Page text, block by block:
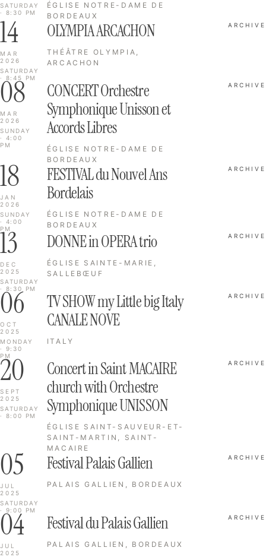
SATURDAY
· 8:30 PM
ÉGLISE NOTRE-DAME DE
BORDEAUX
14
MAR
2026
SATURDAY
· 8:45 PM
OLYMPIA ARCACHON
THÉÂTRE OLYMPIA,
ARCACHON
ARCHIVE
08
MAR
2026
SUNDAY
· 4:00
PM
CONCERT Orchestre
Symphonique Unisson et
Accords Libres
ÉGLISE NOTRE-DAME DE
BORDEAUX
ARCHIVE
18
JAN
2026
SUNDAY
· 4:00
PM
FESTIVAL du Nouvel Ans
Bordelais
ÉGLISE NOTRE-DAME DE
BORDEAUX
ARCHIVE
13
DEC
2025
SATURDAY
· 8:30 PM
DONNE in OPERA trio
ÉGLISE SAINTE-MARIE,
SALLEBŒUF
ARCHIVE
06
OCT
2025
MONDAY
· 9:30
PM
TV SHOW my Little big Italy
CANALE NOVE
ITALY
ARCHIVE
20
SEPT
2025
SATURDAY
· 8:00 PM
Concert in Saint MACAIRE
church with Orchestre
Symphonique UNISSON
ÉGLISE SAINT-SAUVEUR-ET-
SAINT-MARTIN, SAINT-
MACAIRE
ARCHIVE
05
JUL
2025
SATURDAY
· 9:00 PM
Festival Palais Gallien
PALAIS GALLIEN, BORDEAUX
ARCHIVE
04
JUL
2025
Festival du Palais Gallien
PALAIS GALLIEN, BORDEAUX
ARCHIVE